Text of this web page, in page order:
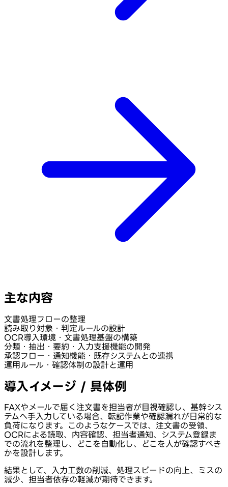
主な内容
文書処理フローの整理
読み取り対象・判定ルールの設計
OCR導入環境・文書処理基盤の構築
分類・抽出・要約・入力支援機能の開発
承認フロー・通知機能・既存システムとの連携
運用ルール・確認体制の設計と運用
導入イメージ / 具体例
FAXやメールで届く注文書を担当者が目視確認し、基幹シス
テムへ手入力している場合、転記作業や確認漏れが日常的な
負荷になります。このようなケースでは、注文書の受領、
OCRによる読取、内容確認、担当者通知、システム登録ま
での流れを整理し、どこを自動化し、どこを人が確認すべき
かを設計します。
結果として、入力工数の削減、処理スピードの向上、ミスの
減少、担当者依存の軽減が期待できます。